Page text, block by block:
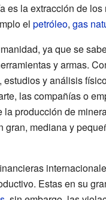
es la extracción de
el petróleo, gas
ya que se
y armas.
y análisis
las compañías o
producción de
mediana y
Estas en su